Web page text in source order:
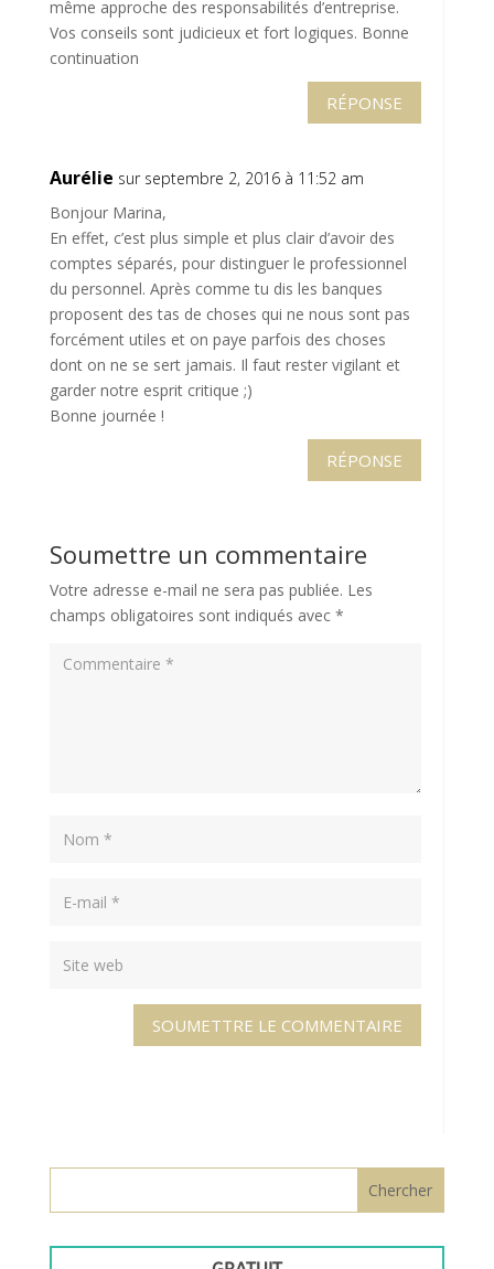
même approche des responsabilités d’entreprise.
Vos conseils sont judicieux et fort logiques. Bonne
continuation
RÉPONSE
Aurélie sur septembre 2, 2016 à 11:52 am
Bonjour Marina,
En effet, c’est plus simple et plus clair d’avoir des
comptes séparés, pour distinguer le professionnel
du personnel. Après comme tu dis les banques
proposent des tas de choses qui ne nous sont pas
forcément utiles et on paye parfois des choses
dont on ne se sert jamais. Il faut rester vigilant et
garder notre esprit critique ;)
Bonne journée !
RÉPONSE
Soumettre un commentaire
Votre adresse e-mail ne sera pas publiée. Les
champs obligatoires sont indiqués avec *
SOUMETTRE LE COMMENTAIRE